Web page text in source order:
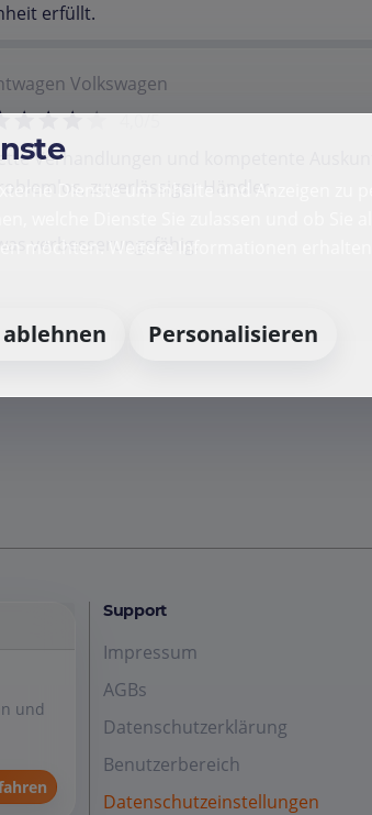
erfüllt.
Volkswagen
4,0/5
Verhandlungen und kompetente
zuverlässiger Händler.
verbesserungsfähig.
und
Support
Impressum
AGBs
Datenschutzerklärung
Benutzerbereich
Datenschutzeinstellungen
Dienste um Inhalte und Anzeigen zu
welche Dienste Sie zulassen und ob Sie
möchten. Weitere Informationen erhalten
Personalisieren